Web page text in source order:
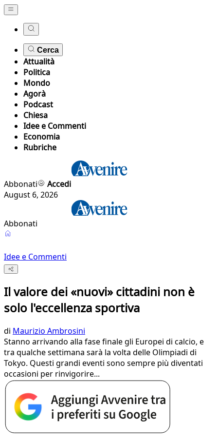
Cerca
Attualità
Politica
Mondo
Agorà
Podcast
Chiesa
Idee e Commenti
Economia
Rubriche
Abbonati
Accedi
August 6, 2026
Abbonati
Idee e Commenti
Il valore dei «nuovi» cittadini non è
solo l'eccellenza sportiva
di Maurizio Ambrosini
Stanno arrivando alla fase finale gli Europei di calcio, e
tra qualche settimana sarà la volta delle Olimpiadi di
Tokyo. Questi grandi eventi sono sempre più diventati
occasioni per rinvigorire...